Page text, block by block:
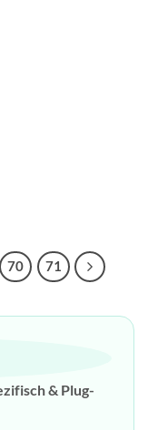
70 71
& Plug-